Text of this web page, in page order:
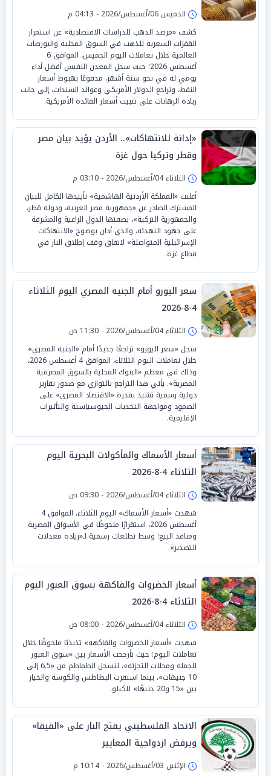
الخميس 06/أغسطس/2026 - 04:13 م
كشف «مرصد الذهب للدراسات الاقتصادية» عن استمرار
القفزات السعرية للذهب في السوق المحلية والبورصات
العالمية خلال تعاملات اليوم الخميس، الموافق 6
أغسطس 2026؛ حيث سجل المعدن النفيس أفضل أداء
يومي له في نحو ستة أشهر، مدفوعًا بهبوط أسعار
النفط، وتراجع الدولار الأمريكي وعوائد السندات، إلى جانب
زيادة الرهانات على تثبيت أسعار الفائدة الأمريكية.
«إدانة للانتهاكات».. الأردن يؤيد بيان مصر
وقطر وتركيا حول غزة
الثلاثاء 04/أغسطس/2026 - 03:10 م
أعلنت «المملكة الأردنية الهاشمية» تأييدها الكامل للبيان
المشترك الصادر عن «جمهورية مصر العربية، ودولة قطر،
والجمهورية التركية»، بصفتها الدول الراعية والمشرفة
على جهود التهدئة، والذي أدان بوضوح «الانتهاكات
الإسرائيلية المتواصلة» لاتفاق وقف إطلاق النار في
قطاع غزة.
سعر اليورو أمام الجنيه المصري اليوم الثلاثاء
4-8-2026
الثلاثاء 04/أغسطس/2026 - 11:30 ص
سجل «سعر اليورو» تراجعًا جديدًا أمام «الجنيه المصري»
خلال تعاملات اليوم الثلاثاء، الموافق 4 أغسطس 2026،
وذلك في معظم «البنوك المحلية بالسوق المصرفية
المصرية». يأتي هذا التراجع بالتوازي مع صدور تقارير
دولية رسمية تشيد بقدرة «الاقتصاد المصري» على
الصمود ومواجهة التحديات الجيوسياسية والتأثيرات
الإقليمية.
أسعار الأسماك والمأكولات البحرية اليوم
الثلاثاء 4-8-2026
الثلاثاء 04/أغسطس/2026 - 09:30 ص
شهدت «أسعار الأسماك» اليوم الثلاثاء، الموافق 4
أغسطس 2026، استقرارًا ملحوظًا في الأسواق المصرية
ومنافذ البيع؛ وسط تطلعات رسمية لـ«زيادة معدلات
التصدير».
أسعار الخضروات والفاكهة بسوق العبور اليوم
الثلاثاء 4-8-2026
الثلاثاء 04/أغسطس/2026 - 08:00 ص
شهدت «أسعار الخضروات والفاكهة» تذبذبًا ملحوظًا خلال
تعاملات اليوم؛ حيث تأرجحت الأسعار بين «سوق العبور
للجملة ومحلات التجزئة»، لتسجل الطماطم من «6.5 إلى
10 جنيهات»، بينما استقرت البطاطس والكوسة والخيار
بين «15 و20 جنيهًا» للكيلو.
الاتحاد الفلسطيني يفتح النار على «الفيفا»
ويرفض ازدواجية المعايير
الإثنين 03/أغسطس/2026 - 10:14 م